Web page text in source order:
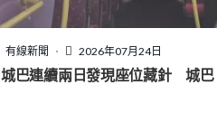
有線新聞 2026年07月24日
城巴連續兩日發現座位藏針 城巴